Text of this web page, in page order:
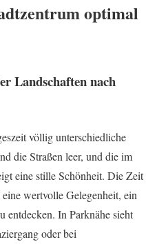
optimal
Landschaften nach
völlig unterschiedliche
die Straßen leer, und die im
eine stille Schönheit. Die Zeit
wertvolle Gelegenheit, ein
entdecken. In Parknähe sieht
oder bei